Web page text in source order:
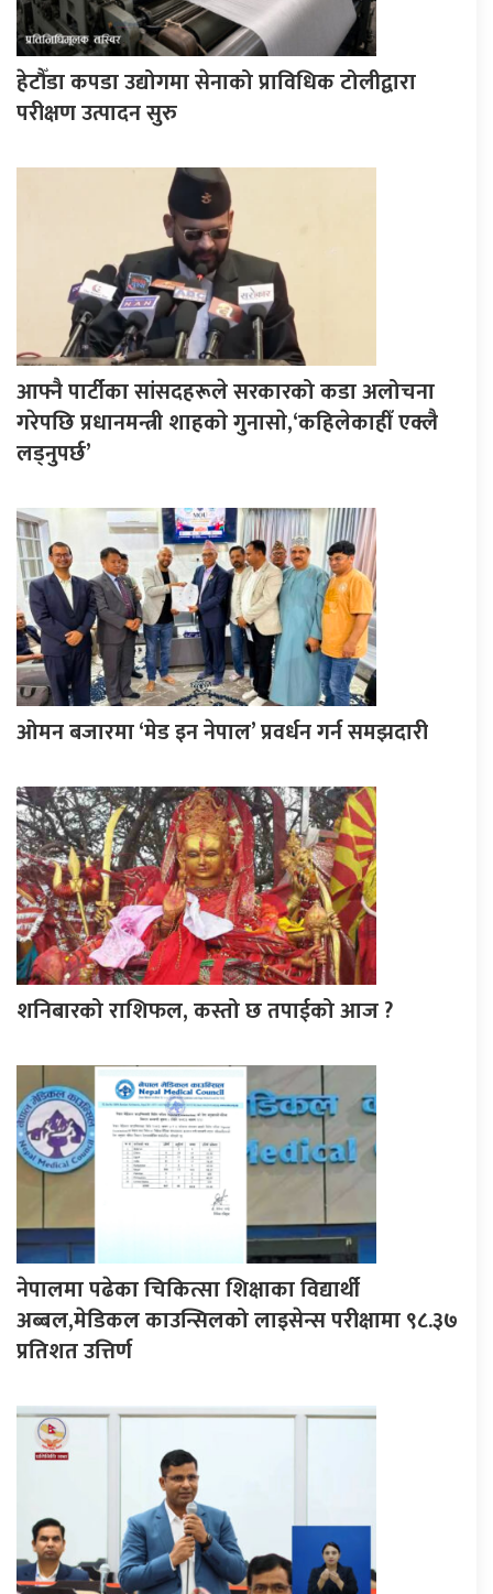
हेटौँडा कपडा उद्योगमा सेनाको प्राविधिक टोलीद्वारा
परीक्षण उत्पादन सुरु
आफ्नै पार्टीका सांसदहरूले सरकारको कडा अलोचना
गरेपछि प्रधानमन्त्री शाहकाे गुनासाे,‘कहिलेकाहीँ एक्लै
लड्नुपर्छ’
ओमन बजारमा ‘मेड इन नेपाल’ प्रवर्धन गर्न समझदारी
शनिबारको राशिफल, कस्तो छ तपाईको आज ?
नेपालमा पढेका चिकित्सा शिक्षाका विद्यार्थी
अब्बल,मेडिकल काउन्सिलको लाइसेन्स परीक्षामा ९८.३७
प्रतिशत उत्तिर्ण